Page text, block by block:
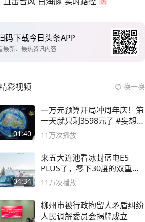
码下载今日头条APP
最新、最热资讯内容
精彩视频 换一换
01:40
一万元预算开局冲周年庆！第
一天就只剩3598元了 #妄想山
海
11万次播放
04:34
来五大连池看冰封蓝电E5
PLUS了，零下30度的双重冰
封40小时全录
11万次播放
柳州市被行政拘留人矛盾纠纷
人民调解委员会揭牌成立